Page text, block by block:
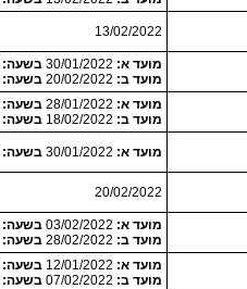
13/02/2022
מועד א: 30/01/2022 בשעה:
מועד ב: 20/02/2022 בשעה:
מועד א: 28/01/2022 בשעה:
מועד ב: 18/02/2022 בשעה:
מועד א: 30/01/2022 בשעה:
20/02/2022
מועד א: 03/02/2022 בשעה:
מועד ב: 28/02/2022 בשעה:
מועד א: 12/01/2022 בשעה:
מועד ב: 07/02/2022 בשעה: